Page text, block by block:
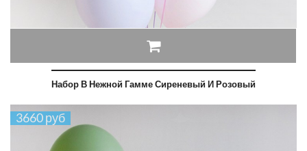
Набор В Нежной Гамме Сиреневый И Розовый
3660 руб